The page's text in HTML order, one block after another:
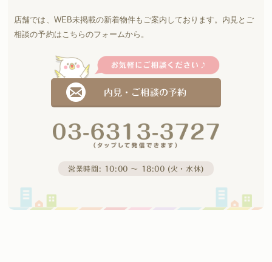
店舗では、WEB未掲載の新着物件もご案内しております。 内見とご
相談の予約はこちらのフォームから。
内見・ご相談の予約
営業時間: 10:00 〜 18:00 (火・水休)